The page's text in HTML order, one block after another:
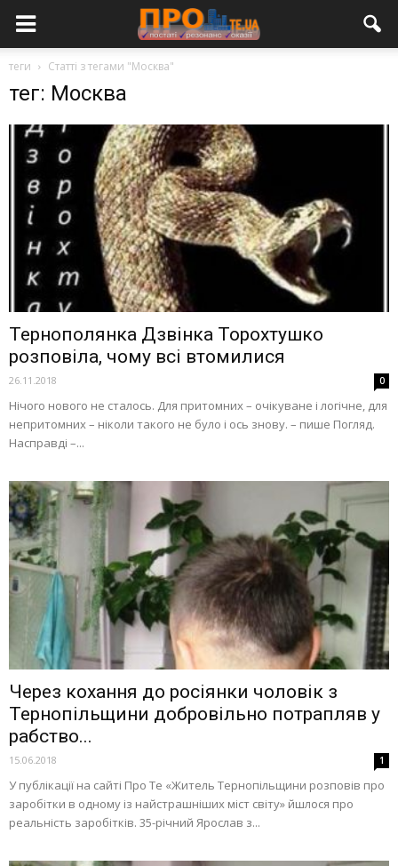
теги Статті з тегами "Москва"
тег: Москва
Тернополянка Дзвінка Торохтушко
розповіла, чому всі втомилися
26.11.2018 0
Нічого нового не сталось. Для притомних – очікуване і логічне, для
непритомних – ніколи такого не було і ось знову. – пише Погляд.
Насправді –...
Через кохання до росіянки чоловік з
Тернопільщини добровільно потрапляв у
рабство...
15.06.2018 1
У публікації на сайті Про Те «Житель Тернопільщини розповів про
заробітки в одному із найстрашніших міст світу» йшлося про
реальність заробітків. 35-річний Ярослав з...